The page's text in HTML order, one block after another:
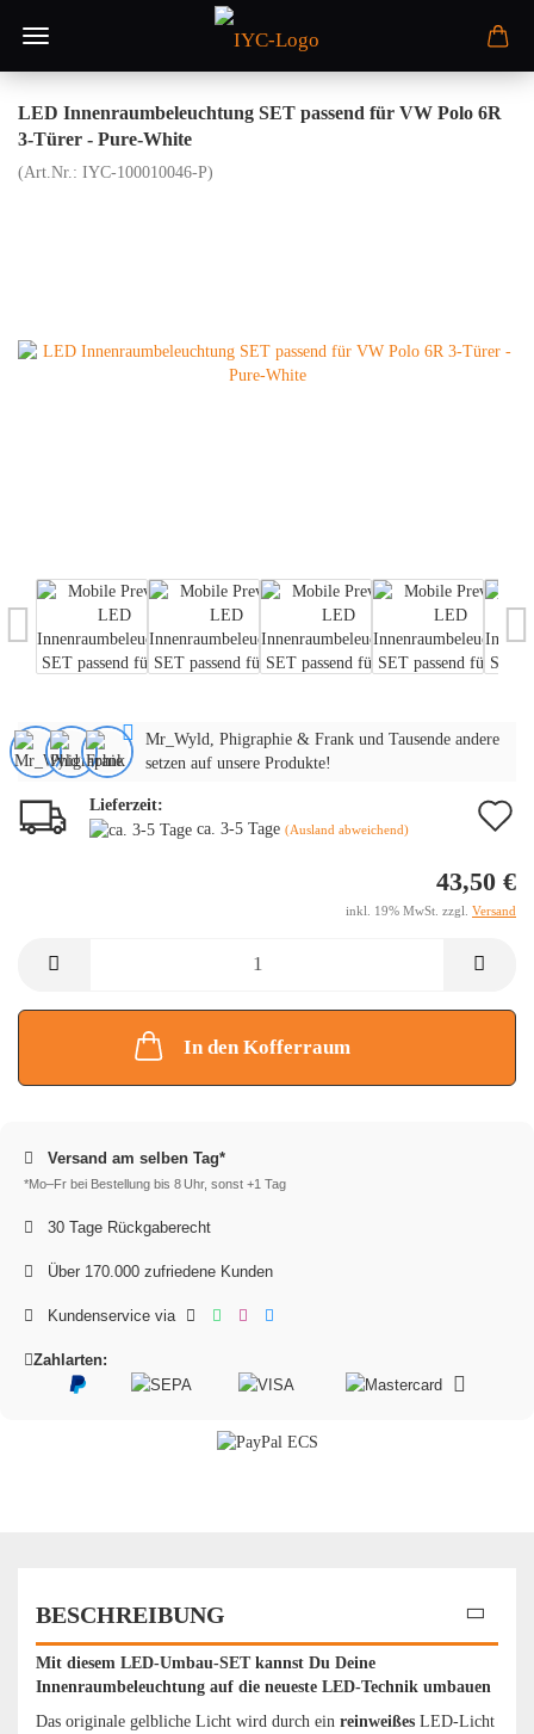
LED Innenraumbeleuchtung SET passend für VW Polo 6R
3-Türer - Pure-White
(Art.Nr.: IYC-100010046-P)
Mr_Wyld, Phigraphie & Frank und Tausende andere
setzen auf unsere Produkte!
Lieferzeit:
ca. 3-5 Tage (Ausland abweichend)
43,50 €
inkl. 19% MwSt. zzgl. Versand
In den Kofferraum
Versand am selben Tag*
*Mo–Fr bei Bestellung bis 8 Uhr, sonst +1 Tag
30 Tage Rückgaberecht
Über 170.000 zufriedene Kunden
Kundenservice via
Zahlarten:
BESCHREIBUNG
Mit diesem LED-Umbau-SET kannst Du Deine
Innenraumbeleuchtung auf die neueste LED-Technik umbauen
Das originale gelbliche Licht wird durch ein reinweißes LED-Licht